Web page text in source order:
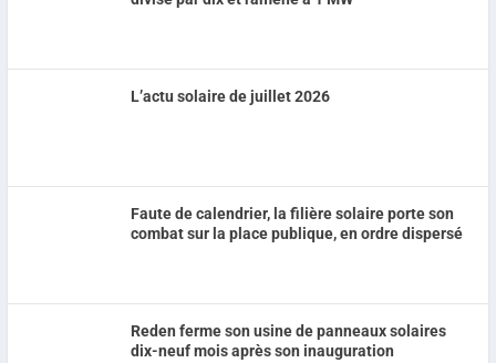
L’actu solaire de juillet 2026
Faute de calendrier, la filière solaire porte son
combat sur la place publique, en ordre dispersé
Reden ferme son usine de panneaux solaires
dix-neuf mois après son inauguration